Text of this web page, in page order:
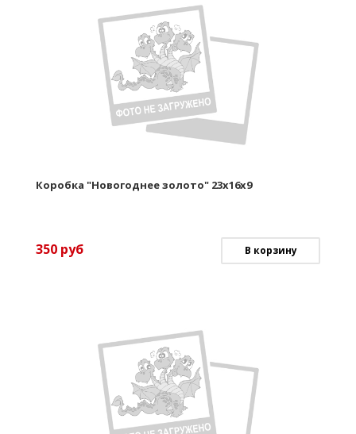
Коробка "Новогоднее золото" 23х16х9
350 руб В корзину